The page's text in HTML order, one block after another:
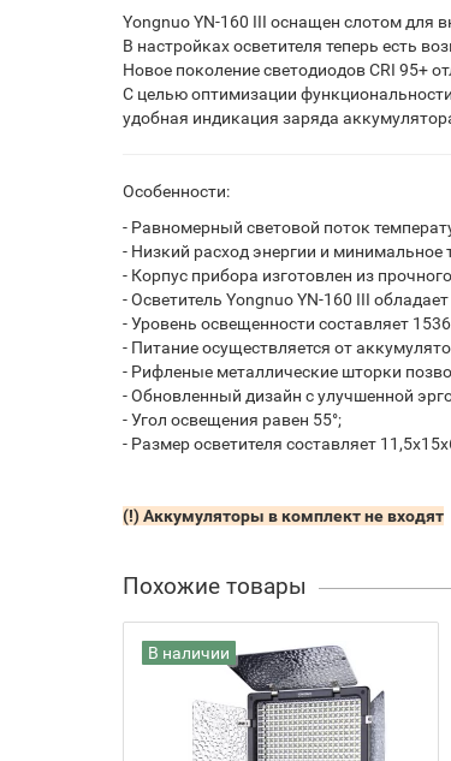
Yongnuo YN-160 III оснащен слотом для
В настройках осветителя теперь есть
Новое поколение светодиодов CRI 95+
С целью оптимизации
удобная индикация заряда
Особенности:
- Равномерный световой поток
- Низкий расход энергии и минимальное
- Корпус прибора изготовлен из
- Осветитель Yongnuo YN-160 III
- Уровень освещенности составляет
- Питание осуществляется от
- Рифленые металлические шторки
- Обновленный дизайн с улучшенной
- Угол освещения равен 55°;
- Размер осветителя составляет
(!) Аккумуляторы в комплект не входят
Похожие товары
В наличии